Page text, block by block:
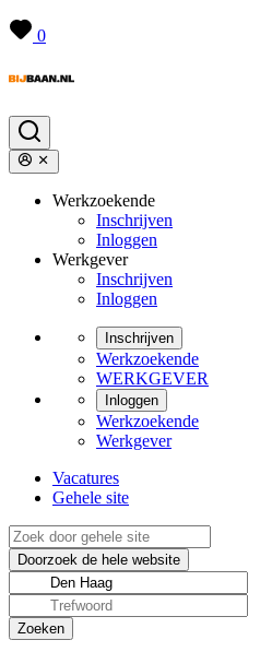
0
Werkzoekende
Inschrijven
Inloggen
Werkgever
Inschrijven
Inloggen
Inschrijven
Werkzoekende
WERKGEVER
Inloggen
Werkzoekende
Werkgever
Vacatures
Gehele site